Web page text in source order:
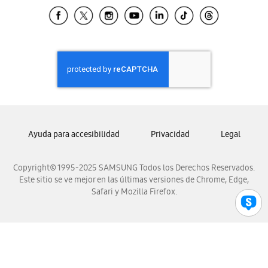
Samsung El Salvador
Samsung Honduras
Samsung Nicaragua
Samsung Panamá
Samsung Venezuela
Copyright© 1995-2025 SAMSUNG Todos los Derechos Reservados.
Este sitio se ve mejor en las últimas versiones de Chrome, Edge,
Safari y Mozilla Firefox.
Ayuda para accesibilidad Privacidad Legal